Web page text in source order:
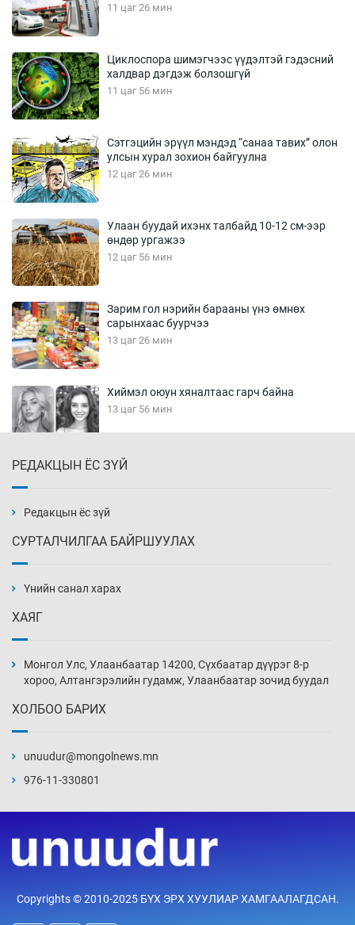
11 цаг 26 мин
Циклоспора шимэгчээс үүдэлтэй гэдэсний
халдвар дэгдэж болзошгүй
11 цаг 56 мин
Сэтгэцийн эрүүл мэндэд “санаа тавих” олон
улсын хурал зохион байгуулна
12 цаг 26 мин
Улаан буудай ихэнх талбайд 10-12 см-ээр
өндөр ургажээ
12 цаг 56 мин
Зарим гол нэрийн барааны үнэ өмнөх
сарынхаас буурчээ
13 цаг 26 мин
Хиймэл оюун хяналтаас гарч байна
13 цаг 56 мин
14 цаг 26 мин
нэмэгджээ
14 цаг 56 мин
15 цаг 26 мин
15 цаг 56 мин
үйлчилж буй гэв
16 цаг 26 мин
РЕДАКЦЫН ЁС ЗҮЙ
Редакцын ёс зүй
СУРТАЛЧИЛГАА БАЙРШУУЛАХ
Үнийн санал харах
ХАЯГ
Монгол Улс, Улаанбаатар 14200, Сүхбаатар дүүрэг 8-р
хороо, Алтангэрэлийн гудамж, Улаанбаатар зочид буудал
ХОЛБОО БАРИХ
unuudur@mongolnews.mn
976-11-330801
Copyrights © 2010-2025 БҮХ ЭРХ ХУУЛИАР ХАМГААЛАГДСАН.